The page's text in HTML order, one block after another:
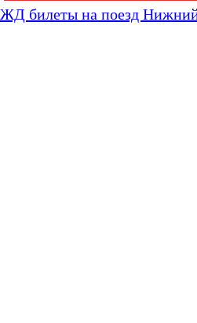
ЖД билеты на поезд